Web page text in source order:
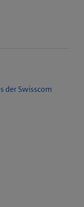
der Swisscom